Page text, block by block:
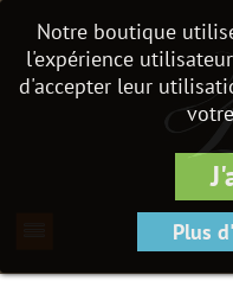
Notre boutique
l'expérience
d'accepter leur
Plus